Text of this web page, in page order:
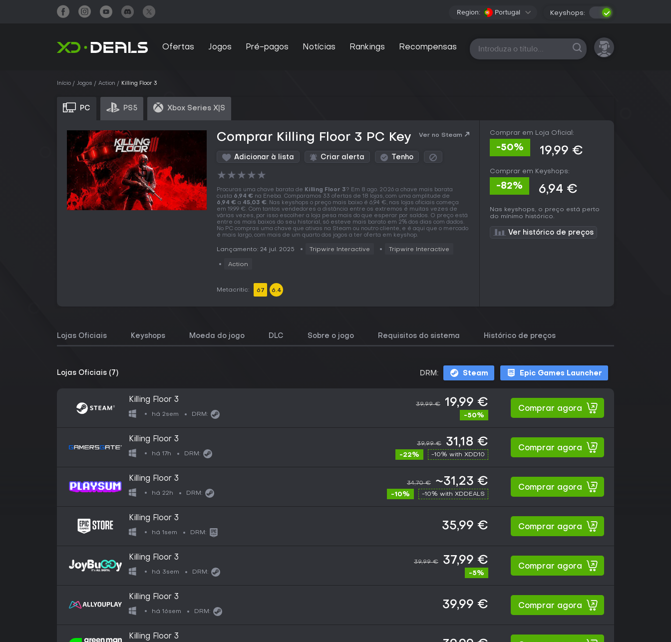
Region: Portugal Keyshops:
Ofertas Jogos Pré-pagos Notícias Rankings Recompensas Todas as plataformas
Início Jogos Action Killing Floor 3
PC PS5 Xbox Series X|S
Comprar Killing Floor 3 PC Key Ver no Steam
Adicionar à lista Criar alerta Tenho
★★★★★
Procuras uma chave barata de Killing Floor 3? Em 8 ago. 2026 a chave mais barata
custa 6,94 € na Eneba. Comparamos 33 ofertas de 18 lojas, com uma amplitude de
6,94 € a 45,03 €. Nas keyshops o preço mais baixo é 6,94 €, nas lojas oficiais começa
em 19,99 €. Com tantos vendedores a distância entre os extremos é muitas vezes de
várias vezes, por isso escolher a loja pesa mais do que esperar por saldos. O preço está
entre os mais baixos do seu historial, só esteve mais barato em 2% dos dias com dados.
No PC compras uma chave que ativas na Steam ou noutro cliente, e é aqui que o mercado
é mais largo, com mais de um quarto dos jogos a ter oferta em keyshop.
Lançamento: 24 jul. 2025 Tripwire Interactive Tripwire Interactive
Action
Metacritic: 67 6.4
Comprar em Loja Oficial:
-50% 19,99 €
Comprar em Keyshops:
-82% 6,94 €
Nas keyshops, o preço está perto
do mínimo histórico.
Ver histórico de preços
Lojas Oficiais Keyshops Moeda do jogo DLC Sobre o jogo Requisitos do sistema Histórico de preços
Lojas Oficiais (7) DRM: Steam Epic Games Launcher
Killing Floor 3
há 2sem DRM:
39,99 € 19,99 €
-50%
Comprar agora
Killing Floor 3
há 17h DRM:
39,99 € 31,18 €
-22% -10% with XDD10
Comprar agora
Killing Floor 3
há 22h DRM:
34,70 € ~31,23 €
-10% -10% with XDDEALS
Comprar agora
Killing Floor 3
há 1sem DRM:
35,99 € Comprar agora
Killing Floor 3
há 3sem DRM:
39,99 € 37,99 €
-5%
Comprar agora
Killing Floor 3
há 16sem DRM:
39,99 € Comprar agora
Killing Floor 3